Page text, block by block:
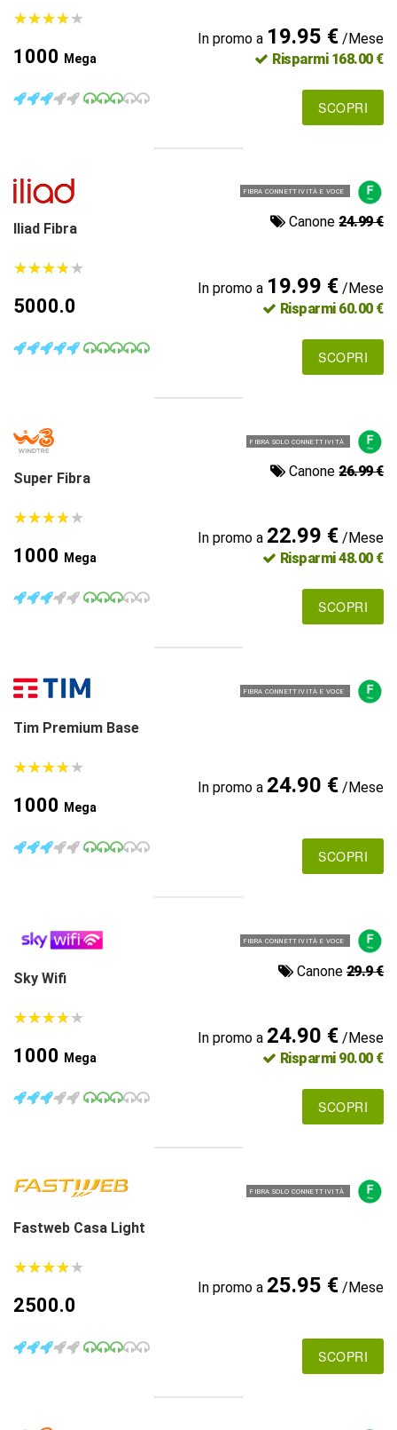
★★★★★
★★★★★
1000 Mega
In promo a 19.95 €/Mese
Risparmi 168.00 €
SCOPRI
FIBRA CONNETTIVITÀ E VOCE
Iliad Fibra Canone24.99 €
★★★★★
★★★★★
5000.0
In promo a 19.99 €/Mese
Risparmi 60.00 €
SCOPRI
FIBRA SOLO CONNETTIVITÀ
Super Fibra Canone26.99 €
★★★★★
★★★★★
1000 Mega
In promo a 22.99 €/Mese
Risparmi 48.00 €
SCOPRI
FIBRA CONNETTIVITÀ E VOCE
Tim Premium Base
★★★★★
★★★★★
1000 Mega
In promo a 24.90 €/Mese
SCOPRI
FIBRA CONNETTIVITÀ E VOCE
Sky Wifi Canone 29.9 €
★★★★★
★★★★★
1000 Mega
In promo a 24.90 €/Mese
Risparmi 90.00 €
SCOPRI
FIBRA SOLO CONNETTIVITÀ
Fastweb Casa Light
★★★★★
★★★★★
2500.0
In promo a 25.95 €/Mese
SCOPRI